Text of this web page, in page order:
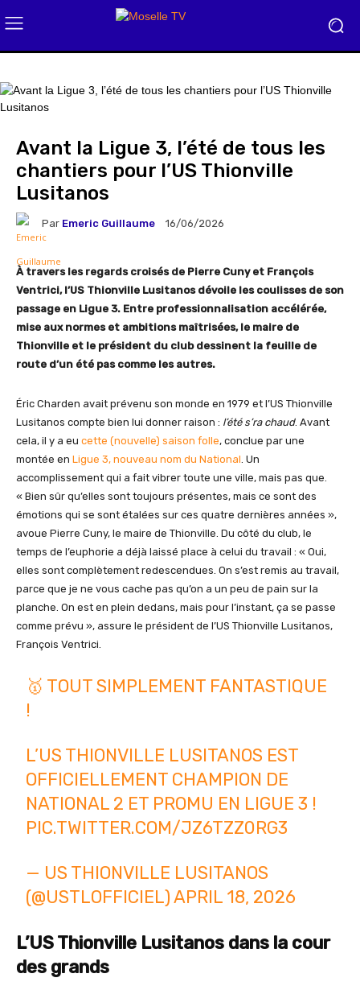
Avant la Ligue 3, l’été de tous les
chantiers pour l’US Thionville
Lusitanos
Par Emeric Guillaume 16/06/2026
À travers les regards croisés de Pierre Cuny et François
Ventrici, l’US Thionville Lusitanos dévoile les coulisses de son
passage en Ligue 3. Entre professionnalisation accélérée,
mise aux normes et ambitions maîtrisées, le maire de
Thionville et le président du club dessinent la feuille de
route d’un été pas comme les autres.
Éric Charden avait prévenu son monde en 1979 et l’US Thionville
Lusitanos compte bien lui donner raison : l’été s’ra chaud. Avant
cela, il y a eu cette (nouvelle) saison folle, conclue par une
montée en Ligue 3, nouveau nom du National. Un
accomplissement qui a fait vibrer toute une ville, mais pas que.
« Bien sûr qu’elles sont toujours présentes, mais ce sont des
émotions qui se sont étalées sur ces quatre dernières années »,
avoue Pierre Cuny, le maire de Thionville. Du côté du club, le
temps de l’euphorie a déjà laissé place à celui du travail : « Oui,
elles sont complètement redescendues. On s’est remis au travail,
parce que je ne vous cache pas qu’on a un peu de pain sur la
planche. On est en plein dedans, mais pour l’instant, ça se passe
comme prévu », assure le président de l’US Thionville Lusitanos,
François Ventrici.
🥇 TOUT SIMPLEMENT FANTASTIQUE
!
L’US THIONVILLE LUSITANOS EST
OFFICIELLEMENT CHAMPION DE
NATIONAL 2 ET PROMU EN LIGUE 3 !
PIC.TWITTER.COM/JZ6TZZ0RG3
— US THIONVILLE LUSITANOS
(@USTLOFFICIEL)APRIL 18, 2026
L’US Thionville Lusitanos dans la cour
des grands